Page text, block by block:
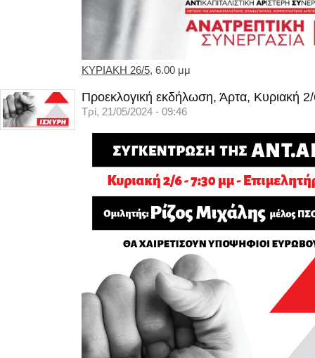
ΚΥΡΙΑΚΗ 26/5, 6.00 μμ
Προεκλογική εκδήλωση, Άρτα, Κυριακή
Τρί, 21/05/2024 - 09:46